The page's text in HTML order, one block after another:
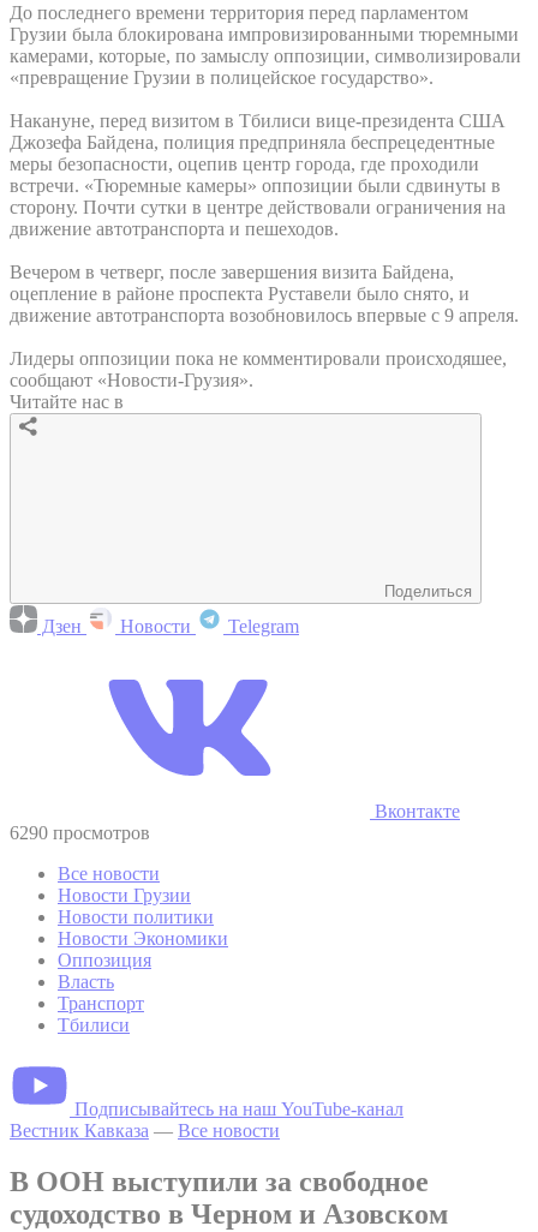
До последнего времени территория перед парламентом
Грузии была блокирована импровизированными тюремными
камерами, которые, по замыслу оппозиции, символизировали
«превращение Грузии в полицейское государство».
Накануне, перед визитом в Тбилиси вице-президента США
Джозефа Байдена, полиция предприняла беспрецедентные
меры безопасности, оцепив центр города, где проходили
встречи. «Тюремные камеры» оппозиции были сдвинуты в
сторону. Почти сутки в центре действовали ограничения на
движение автотранспорта и пешеходов.
Вечером в четверг, после завершения визита Байдена,
оцепление в районе проспекта Руставели было снято, и
движение автотранспорта возобновилось впервые с 9 апреля.
Лидеры оппозиции пока не комментировали происходяшее,
сообщают «Новости-Грузия».
Читайте нас в
Поделиться
Дзен Новости Telegram
Вконтакте
6290 просмотров
Все новости
Новости Грузии
Новости политики
Новости Экономики
Оппозиция
Власть
Транспорт
Тбилиси
Подписывайтесь на наш YouTube-канал
Вестник Кавказа — Все новости
В ООН выступили за свободное
судоходство в Черном и Азовском